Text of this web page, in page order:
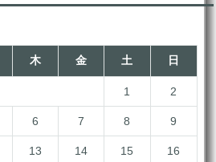
木 金 土 日
1 2
6 7 8 9
13 14 15 16